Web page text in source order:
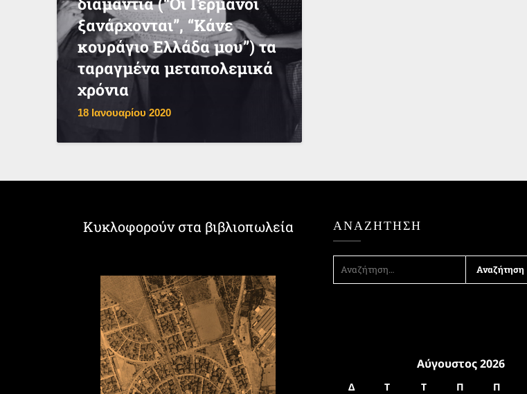
ξανάρχονται”, “Κάνε
κουράγιο Ελλάδα μου”) τα
ταραγμένα μεταπολεμικά
χρόνια
18 Ιανουαρίου 2020
Κυκλοφορούν στα βιβλιοπωλεία ΑΝΑΖΉΤΗΣΗ
ΓΙΑ:
Αύγουστος 2026
Δ Τ Τ Π Π